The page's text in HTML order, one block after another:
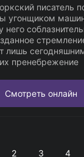
писатель
угонщиком
него
лишь
пренебрежение
Смотреть онлайн
2 3 4